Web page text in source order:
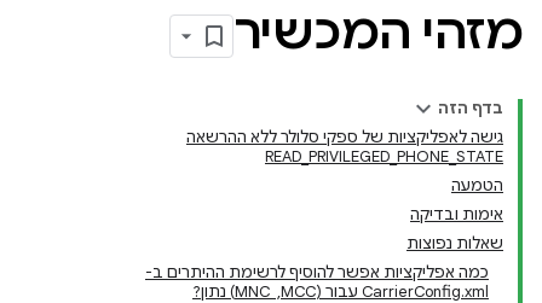
מזהי המכשיר
בדף הזה
גישה לאפליקציות של ספקי סלולר ללא ההרשאה
READ_PRIVILEGED_PHONE_STATE
הטמעה
אימות ובדיקה
שאלות נפוצות
כמה אפליקציות אפשר להוסיף לרשימת ההיתרים ב-
CarrierConfig.xml עבור (MCC, ‏ MNC) נתון?